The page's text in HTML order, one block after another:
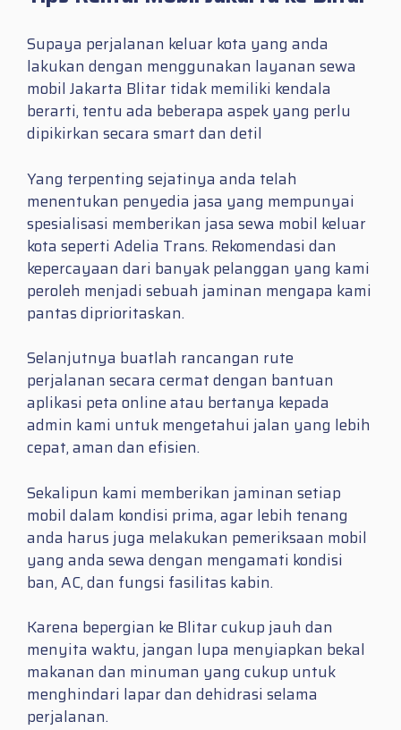
Supaya perjalanan keluar kota yang anda
lakukan dengan menggunakan layanan sewa
mobil Jakarta Blitar tidak memiliki kendala
berarti, tentu ada beberapa aspek yang perlu
dipikirkan secara smart dan detil
Yang terpenting sejatinya anda telah
menentukan penyedia jasa yang mempunyai
spesialisasi memberikan jasa sewa mobil keluar
kota seperti Adelia Trans. Rekomendasi dan
kepercayaan dari banyak pelanggan yang kami
peroleh menjadi sebuah jaminan mengapa kami
pantas diprioritaskan.
Selanjutnya buatlah rancangan rute
perjalanan secara cermat dengan bantuan
aplikasi peta online atau bertanya kepada
admin kami untuk mengetahui jalan yang lebih
cepat, aman dan efisien.
Sekalipun kami memberikan jaminan setiap
mobil dalam kondisi prima, agar lebih tenang
anda harus juga melakukan pemeriksaan mobil
yang anda sewa dengan mengamati kondisi
ban, AC, dan fungsi fasilitas kabin.
Karena bepergian ke Blitar cukup jauh dan
menyita waktu, jangan lupa menyiapkan bekal
makanan dan minuman yang cukup untuk
menghindari lapar dan dehidrasi selama
perjalanan.